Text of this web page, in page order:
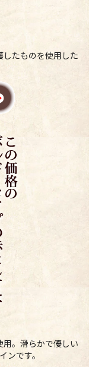
したものを使用した
。滑らかで優しい
ンです。